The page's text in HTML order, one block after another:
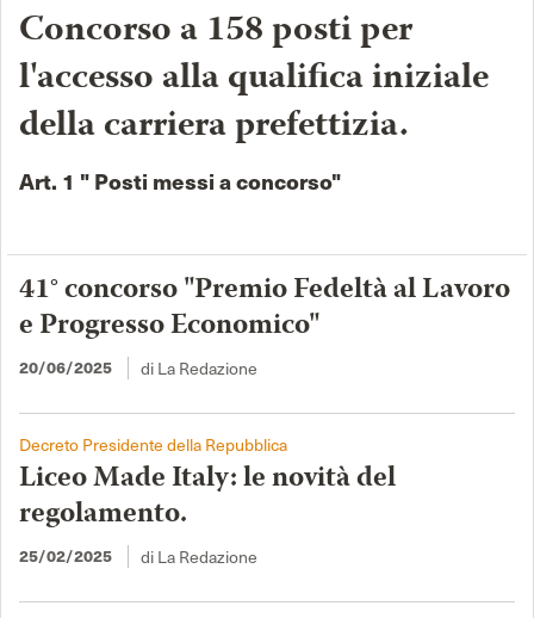
Concorso a 158 posti per
l'accesso alla qualifica iniziale
della carriera prefettizia.
Art. 1 " Posti messi a concorso"
41° concorso "Premio Fedeltà al Lavoro
e Progresso Economico"
20/06/2025 di La Redazione
Decreto Presidente della Repubblica
Liceo Made Italy: le novità del
regolamento.
25/02/2025 di La Redazione